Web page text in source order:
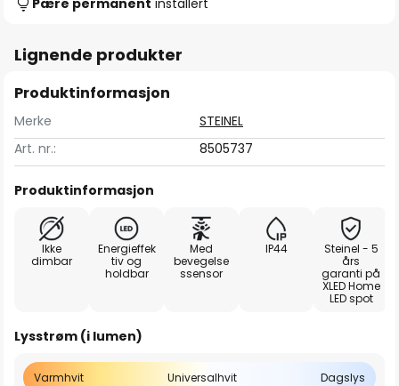
Pære permanent installert
Lignende produkter
Produktinformasjon
Merke
STEINEL
Art. nr.:
8505737
Produktinformasjon
Ikke
dimbar
Energieffek
tiv og
holdbar
Med
bevegelse
ssensor
IP44
Steinel - 5
års
garanti på
XLED Home
LED spot
Lysstrøm (i lumen)
Varmhvit Universalhvit Dagslys